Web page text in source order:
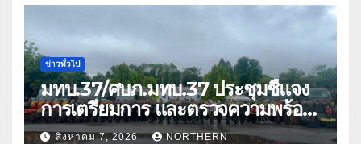
ข่าวทั่วไป
มทบ.37/ศบภ.มทบ.37 ประชุมชี้แจง
การเตรียมการ และตรวจความพร้อม
ด้านการบรรเทาสาธารณภัย
สิงหาคม 7, 2026 NORTHERN